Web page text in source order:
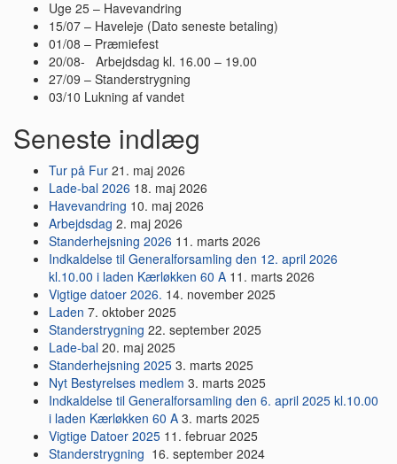
Uge 25 – Havevandring
15/07 – Haveleje (Dato seneste betaling)
01/08 – Præmiefest
20/08- Arbejdsdag kl. 16.00 – 19.00
27/09 – Standerstrygning
03/10 Lukning af vandet
Seneste indlæg
Tur på Fur 21. maj 2026
Lade-bal 2026 18. maj 2026
Havevandring 10. maj 2026
Arbejdsdag 2. maj 2026
Standerhejsning 2026 11. marts 2026
Indkaldelse til Generalforsamling den 12. april 2026
kl.10.00 i laden Kærløkken 60 A 11. marts 2026
Vigtige datoer 2026. 14. november 2025
Laden 7. oktober 2025
Standerstrygning 22. september 2025
Lade-bal 20. maj 2025
Standerhejsning 2025 3. marts 2025
Nyt Bestyrelses medlem 3. marts 2025
Indkaldelse til Generalforsamling den 6. april 2025 kl.10.00
i laden Kærløkken 60 A 3. marts 2025
Vigtige Datoer 2025 11. februar 2025
Standerstrygning 16. september 2024